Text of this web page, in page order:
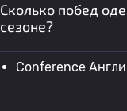
Сколько побед
сезоне?
Conference